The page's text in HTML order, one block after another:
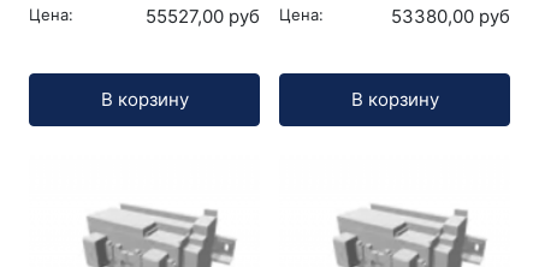
Цена: 55527,00 руб
В корзину
Цена: 53380,00 руб
В корзину